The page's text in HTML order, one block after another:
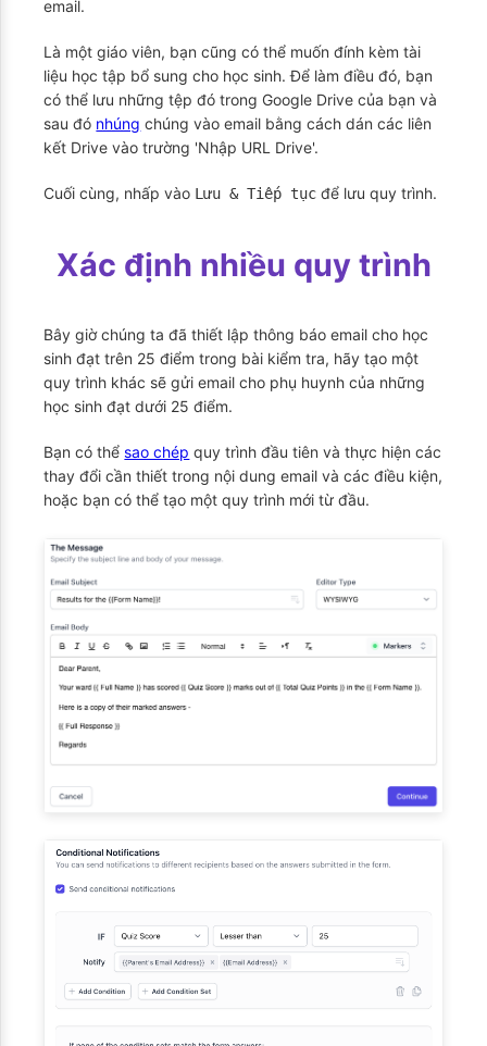
email.
Là một giáo viên, bạn cũng có thể muốn đính kèm tài
liệu học tập bổ sung cho học sinh. Để làm điều đó, bạn
có thể lưu những tệp đó trong Google Drive của bạn và
sau đó nhúng chúng vào email bằng cách dán các liên
kết Drive vào trường 'Nhập URL Drive'.
Cuối cùng, nhấp vào Lưu & Tiếp tục để lưu quy trình.
Xác định nhiều quy trình
Bây giờ chúng ta đã thiết lập thông báo email cho học
sinh đạt trên 25 điểm trong bài kiểm tra, hãy tạo một
quy trình khác sẽ gửi email cho phụ huynh của những
học sinh đạt dưới 25 điểm.
Bạn có thểsao chép quy trình đầu tiên và thực hiện các
thay đổi cần thiết trong nội dung email và các điều kiện,
hoặc bạn có thể tạo một quy trình mới từ đầu.